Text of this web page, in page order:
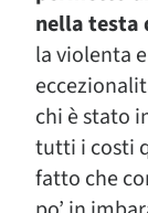
nella testa
la violenta
chi è stato
tutti i costi
fatto che